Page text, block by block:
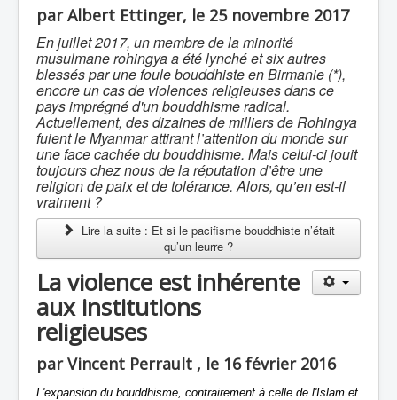
par Albert Ettinger, le 25 novembre 2017
En juillet 2017, un membre de la minorité
musulmane rohingya a été lynché et six autres
blessés par une foule bouddhiste en Birmanie (*),
encore un cas de violences religieuses dans ce
pays imprégné d'un bouddhisme radical.
Actuellement, des dizaines de milliers de Rohingya
fuient le Myanmar attirant l’attention du monde sur
une face cachée du bouddhisme. Mais celui-ci jouit
toujours chez nous de la réputation d’être une
religion de paix et de tolérance. Alors, qu’en est-il
vraiment ?
Lire la suite : Et si le pacifisme bouddhiste n’était
qu’un leurre ?
La violence est inhérente
aux institutions
religieuses
par Vincent Perrault , le 16 février 2016
L'expansion du bouddhisme, contrairement à celle de l'Islam et